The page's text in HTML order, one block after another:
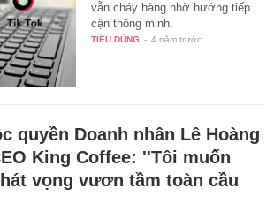
vẫn cháy hàng nhờ hướng tiếp
cận thông minh.
TIÊU DÙNG - 4 năm trước
quyền Doanh nhân Lê Hoàng
King Coffee: ''Tôi muốn
vọng vươn tầm toàn cầu